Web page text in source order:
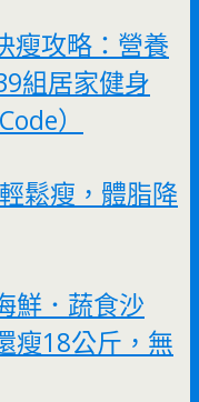
瘦攻略：營養
組居家健身
）
鬆瘦，體脂降
鮮．蔬食沙
瘦18公斤，無